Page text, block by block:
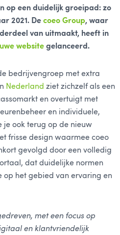
op een duidelijk groeipad: zo
2021. De coeo Group, waar
van uitmaakt, heeft in
website gelanceerd.
bedrijvengroep met extra
Nederland ziet zichzelf als een
en overtuigt met
en individuele,
je ook terug op de nieuw
frisse design waarmee coeo
gevolgd door een volledig
dat duidelijke normen
op het gebied van ervaring en
met een focus op
en klantvriendelijk